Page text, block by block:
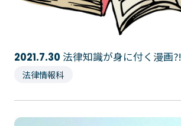
外国人留学生入学のご案内
NEWS&TOPICS
2021.7.30 法律知識が身に付く漫画?!
法律情報科